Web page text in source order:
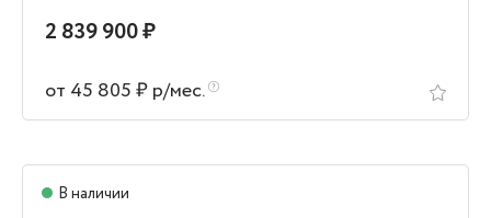
2 839 900 ₽
от 45 805 ₽ р/мес.
В наличии